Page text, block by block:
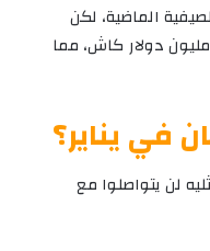
الماضية، لكن
فريق فرينكفاروزي المجري الذي يمتلك خدمات اللاعب، تمسك بالحصول على 3 مليون دولار كاش، مما
في يناير؟
لن يتواصلوا مع